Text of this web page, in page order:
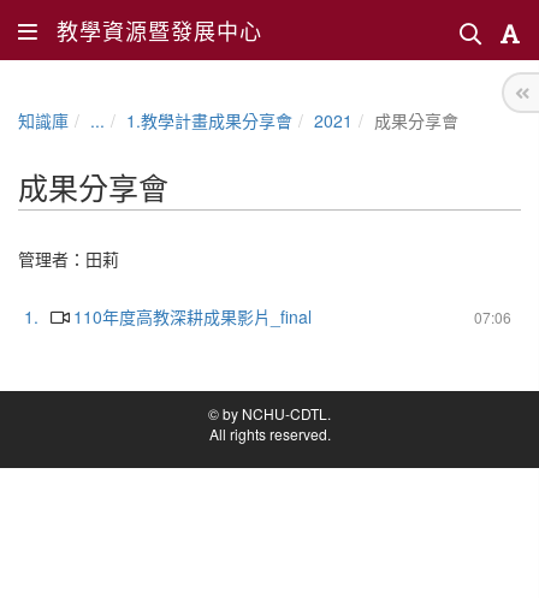
教學資源暨發展中心
知識庫 ... 1.教學計畫成果分享會 2021 成果分享會
成果分享會
管理者： 田莉
1. 07:06
110年度高教深耕成果影片_final
© by NCHU-CDTL.
All rights reserved.